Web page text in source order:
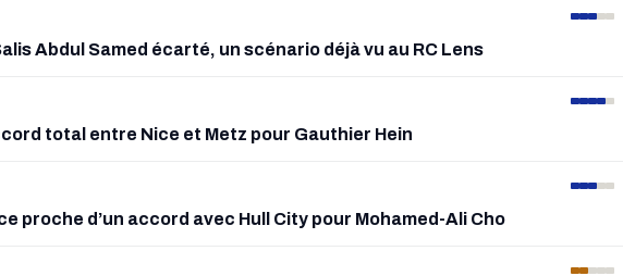
Abdul Samed écarté, un scénario déjà vu au RC Lens
total entre Nice et Metz pour Gauthier Hein
proche d’un accord avec Hull City pour Mohamed-Ali Cho